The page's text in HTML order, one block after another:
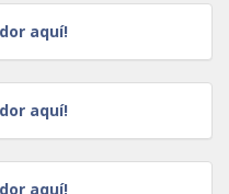
aquí!
aquí!
aquí!